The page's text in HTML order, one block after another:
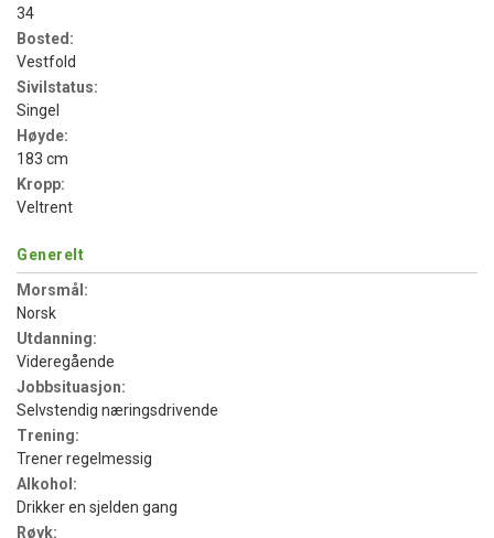
34
Bosted:
Vestfold
Sivilstatus:
Singel
Høyde:
183 cm
Kropp:
Veltrent
Generelt
Morsmål:
Norsk
Utdanning:
Videregående
Jobbsituasjon:
Selvstendig næringsdrivende
Trening:
Trener regelmessig
Alkohol:
Drikker en sjelden gang
Røyk: